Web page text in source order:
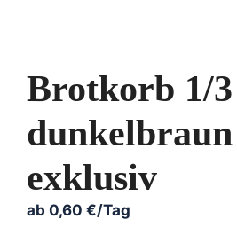
Brotkorb 1/
dunkelbraun
exklusiv
ab 0,60 €/Tag